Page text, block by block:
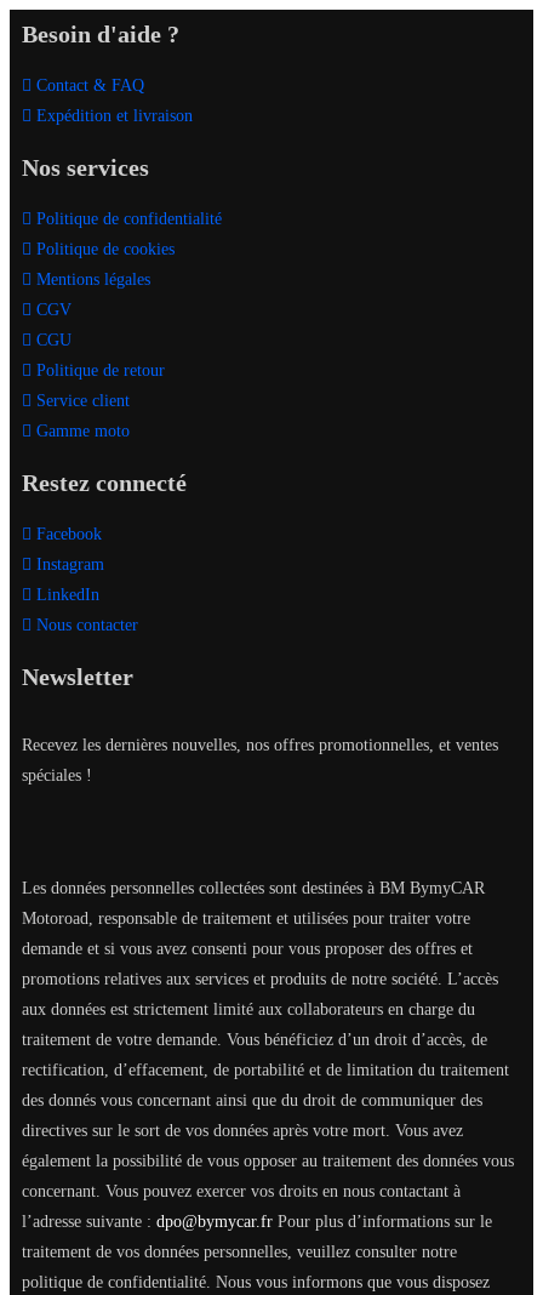
sur 5
Besoin d'aide ?
Contact & FAQ
Expédition et livraison
Nos services
Politique de confidentialité
Politique de cookies
Mentions légales
CGV
CGU
Politique de retour
Service client
Gamme moto
Restez connecté
Facebook
Instagram
LinkedIn
Nous contacter
Newsletter
Recevez les dernières nouvelles, nos offres promotionnelles, et ventes
spéciales !
Les données personnelles collectées sont destinées à BM BymyCAR
Motoroad, responsable de traitement et utilisées pour traiter votre
demande et si vous avez consenti pour vous proposer des offres et
promotions relatives aux services et produits de notre société. L’accès
aux données est strictement limité aux collaborateurs en charge du
traitement de votre demande. Vous bénéficiez d’un droit d’accès, de
rectification, d’effacement, de portabilité et de limitation du traitement
des donnés vous concernant ainsi que du droit de communiquer des
directives sur le sort de vos données après votre mort. Vous avez
également la possibilité de vous opposer au traitement des données vous
concernant. Vous pouvez exercer vos droits en nous contactant à
l’adresse suivante : dpo@bymycar.fr Pour plus d’informations sur le
traitement de vos données personnelles, veuillez consulter notre
politique de confidentialité. Nous vous informons que vous disposez